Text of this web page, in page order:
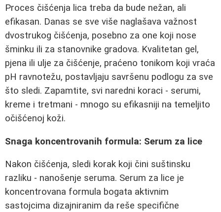
Proces čišćenja lica treba da bude nežan, ali
efikasan. Danas se sve više naglašava važnost
dvostrukog čišćenja, posebno za one koji nose
šminku ili za stanovnike gradova. Kvalitetan gel,
pjena ili ulje za čišćenje, praćeno tonikom koji vraća
pH ravnotežu, postavljaju savršenu podlogu za sve
što sledi. Zapamtite, svi naredni koraci - serumi,
kreme i tretmani - mnogo su efikasniji na temeljito
očišćenoj koži.
Snaga koncentrovanih formula: Serum za lice
Nakon čišćenja, sledi korak koji čini suštinsku
razliku - nanošenje seruma. Serum za lice je
koncentrovana formula bogata aktivnim
sastojcima dizajniranim da reše specifične